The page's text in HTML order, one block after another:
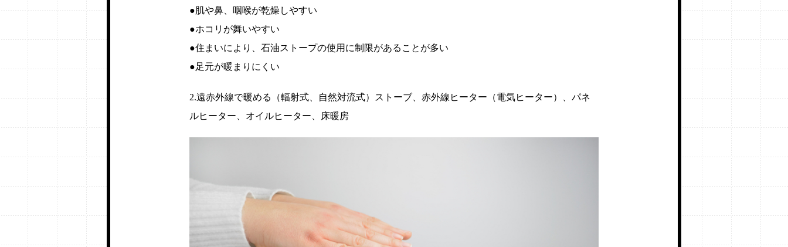
●肌や鼻、咽喉が乾燥しやすい
●ホコリが舞いやすい
●住まいにより、石油ストープの使用に制限があることが多い
●足元が暖まりにくい
2.遠赤外線で暖める（輻射式、自然対流式）ストーブ、赤外線ヒーター（電気ヒーター）、パネ
ルヒーター、オイルヒーター、床暖房